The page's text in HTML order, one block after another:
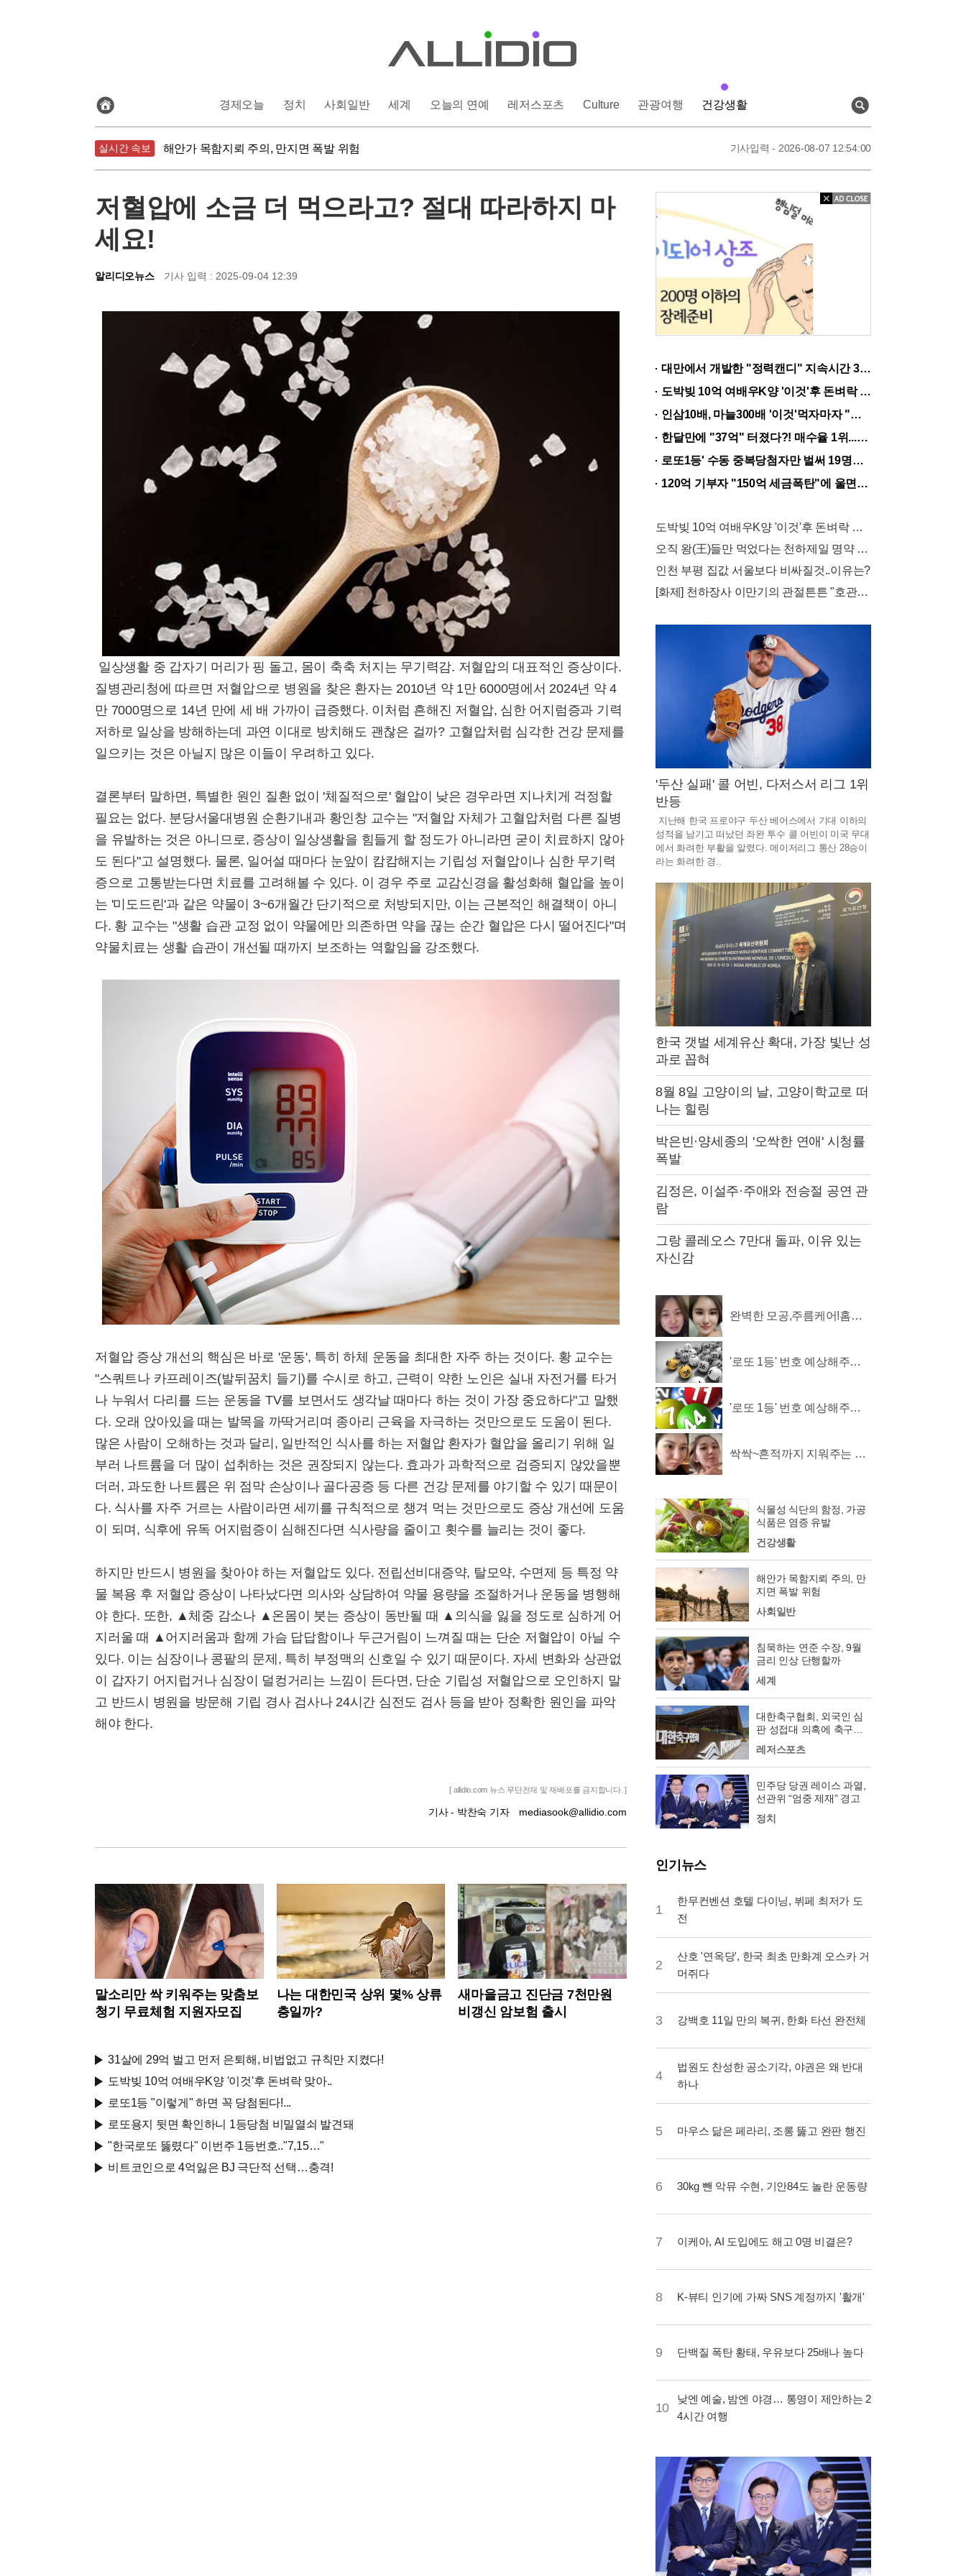
검
색
전
체
보
기
경제오늘 정치 사회일반 세계 오늘의 연예 레저스포츠 Culture 관광여행 건강생활
실시간 속보 해안가 목함지뢰 주의, 만지면 폭발 위험 기사입력 - 2026-08-07 12:54:00
저혈압에 소금 더 먹으라고? 절대 따라하지 마
세요!
알리디오뉴스 기사 입력 : 2025-09-04 12:39
일상생활 중 갑자기 머리가 핑 돌고, 몸이 축축 처지는 무기력감. 저혈압의 대표적인 증상이다.
질병관리청에 따르면 저혈압으로 병원을 찾은 환자는 2010년 약 1만 6000명에서 2024년 약 4
만 7000명으로 14년 만에 세 배 가까이 급증했다. 이처럼 흔해진 저혈압, 심한 어지럼증과 기력
저하로 일상을 방해하는데 과연 이대로 방치해도 괜찮은 걸까? 고혈압처럼 심각한 건강 문제를
일으키는 것은 아닐지 많은 이들이 우려하고 있다.
결론부터 말하면, 특별한 원인 질환 없이 '체질적으로' 혈압이 낮은 경우라면 지나치게 걱정할
필요는 없다. 분당서울대병원 순환기내과 황인창 교수는 "저혈압 자체가 고혈압처럼 다른 질병
을 유발하는 것은 아니므로, 증상이 일상생활을 힘들게 할 정도가 아니라면 굳이 치료하지 않아
도 된다"고 설명했다. 물론, 일어설 때마다 눈앞이 캄캄해지는 기립성 저혈압이나 심한 무기력
증으로 고통받는다면 치료를 고려해볼 수 있다. 이 경우 주로 교감신경을 활성화해 혈압을 높이
는 '미도드린'과 같은 약물이 3~6개월간 단기적으로 처방되지만, 이는 근본적인 해결책이 아니
다. 황 교수는 "생활 습관 교정 없이 약물에만 의존하면 약을 끊는 순간 혈압은 다시 떨어진다"며
약물치료는 생활 습관이 개선될 때까지 보조하는 역할임을 강조했다.
저혈압 증상 개선의 핵심은 바로 '운동', 특히 하체 운동을 최대한 자주 하는 것이다. 황 교수는
"스쿼트나 카프레이즈(발뒤꿈치 들기)를 수시로 하고, 근력이 약한 노인은 실내 자전거를 타거
나 누워서 다리를 드는 운동을 TV를 보면서도 생각날 때마다 하는 것이 가장 중요하다"고 말했
다. 오래 앉아있을 때는 발목을 까딱거리며 종아리 근육을 자극하는 것만으로도 도움이 된다.
많은 사람이 오해하는 것과 달리, 일반적인 식사를 하는 저혈압 환자가 혈압을 올리기 위해 일
부러 나트륨을 더 많이 섭취하는 것은 권장되지 않는다. 효과가 과학적으로 검증되지 않았을뿐
더러, 과도한 나트륨은 위 점막 손상이나 골다공증 등 다른 건강 문제를 야기할 수 있기 때문이
다. 식사를 자주 거르는 사람이라면 세끼를 규칙적으로 챙겨 먹는 것만으로도 증상 개선에 도움
이 되며, 식후에 유독 어지럼증이 심해진다면 식사량을 줄이고 횟수를 늘리는 것이 좋다.
하지만 반드시 병원을 찾아야 하는 저혈압도 있다. 전립선비대증약, 탈모약, 수면제 등 특정 약
물 복용 후 저혈압 증상이 나타났다면 의사와 상담하여 약물 용량을 조절하거나 운동을 병행해
야 한다. 또한, ▲체중 감소나 ▲온몸이 붓는 증상이 동반될 때 ▲의식을 잃을 정도로 심하게 어
지러울 때 ▲어지러움과 함께 가슴 답답함이나 두근거림이 느껴질 때는 단순 저혈압이 아닐 수
있다. 이는 심장이나 콩팥의 문제, 특히 부정맥의 신호일 수 있기 때문이다. 자세 변화와 상관없
이 갑자기 어지럽거나 심장이 덜컹거리는 느낌이 든다면, 단순 기립성 저혈압으로 오인하지 말
고 반드시 병원을 방문해 기립 경사 검사나 24시간 심전도 검사 등을 받아 정확한 원인을 파악
해야 한다.
[ allidio.com 뉴스 무단전재 및 재배포를 금지합니다. ]
기사 - 박찬숙 기자 mediasook@allidio.com
말소리만 싹 키워주는 맞춤보
청기 무료체험 지원자모집
나는 대한민국 상위 몇% 상류
층일까?
새마을금고 진단금 7천만원
비갱신 암보험 출시
31살에 29억 벌고 먼저 은퇴해, 비법없고 규칙만 지켰다!
도박빚 10억 여배우K양 '이것'후 돈벼락 맞아..
로또1등 "이렇게" 하면 꼭 당첨된다!...
로또용지 뒷면 확인하니 1등당첨 비밀열쇠 발견돼
"한국로또 뚫렸다" 이번주 1등번호.."7,15…"
비트코인으로 4억잃은 BJ 극단적 선택…충격!
조
가
입
을
해
?
가
성
좋
은
후
제
이
어
조
대만에서 개발한 "정력캔디" 지속시간 3일!! 충격!!
도박빚 10억 여배우K양 '이것'후 돈벼락 맞아..
인삼10배, 마늘300배 '이것'먹자마자 "그곳" 땅땅해져..헉!
한달만에 "37억" 터졌다?! 매수율 1위..."이종목" 당장사라!
로또1등' 수동 중복당첨자만 벌써 19명째 나왔다.
120억 기부자 "150억 세금폭탄"에 울면서 한 말이..!
도박빚 10억 여배우K양 '이것'후 돈벼락 맞아..
오직 왕(王)들만 먹었다는 천하제일 명약 "침향" 싹쓰리 완판!! 왜 난리났나 봤더니..경악!
인천 부평 집값 서울보다 비싸질것..이유는?
[화제] 천하장사 이만기의 관절튼튼 "호관원" 100%당첨 혜택 난리나!!
'두산 실패' 콜 어빈, 다저스서 리그 1위
반등
지난해 한국 프로야구 두산 베어스에서 기대 이하의
성적을 남기고 떠났던 좌완 투수 콜 어빈이 미국 무대
에서 화려한 부활을 알렸다. 메이저리그 통산 28승이
라는 화려한 경..
한국 갯벌 세계유산 확대, 가장 빛난 성
과로 꼽혀
8월 8일 고양이의 날, 고양이학교로 떠
나는 힐링
박은빈·양세종의 '오싹한 연애' 시청률
폭발
김정은, 이설주·주애와 전승절 공연 관
람
그랑 콜레오스 7만대 돌파, 이유 있는
자신감
완벽한 모공,주름케어!홈케
'로또 1등' 번호 예상해주는
'로또 1등' 번호 예상해주는
싹싹~흔적까지 지워주는 미
식물성 식단의 함정, 가공
식품은 염증 유발
건강생활
해안가 목함지뢰 주의, 만
지면 폭발 위험
사회일반
침묵하는 연준 수장, 9월
금리 인상 단행할까
세계
대한축구협회, 외국인 심
판 성접대 의혹에 축구팬
레저스포츠
민주당 당권 레이스 과열,
선관위 “엄중 제재” 경고
정치
인기뉴스
1
한무컨벤션 호텔 다이닝, 뷔페 최저가 도
전
2
산호 '연옥당', 한국 최초 만화계 오스카 거
머쥐다
3 강백호 11일 만의 복귀, 한화 타선 완전체
4
법원도 찬성한 공소기각, 야권은 왜 반대
하나
5 마우스 닮은 페라리, 조롱 뚫고 완판 행진
6 30kg 뺀 악뮤 수현, 기안84도 놀란 운동량
7 이케아, AI 도입에도 해고 0명 비결은?
8 K-뷰티 인기에 가짜 SNS 계정까지 '활개'
9 단백질 폭탄 황태, 우유보다 25배나 높다
10
낮엔 예술, 밤엔 야경… 통영이 제안하는 2
4시간 여행